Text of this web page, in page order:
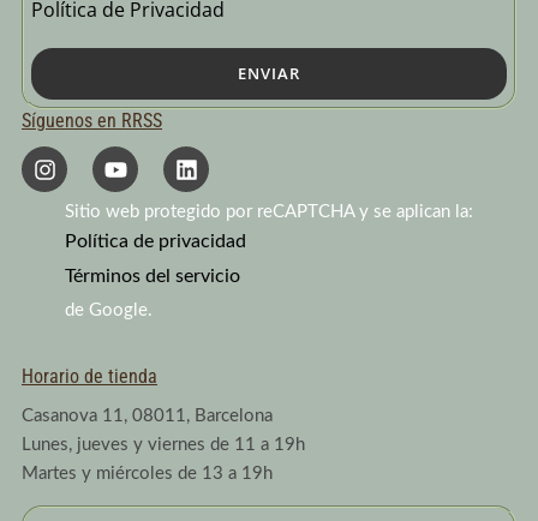
Política de Privacidad
ENVIAR
Síguenos en RRSS
I
n
s
Y
o
u
t
u
b
L
i
n
k
e
d
Sitio web protegido por reCAPTCHA y se aplican la:
Política de privacidad
Términos del servicio
de Google.
Horario de tienda
Casanova 11, 08011, Barcelona
Lunes, jueves y viernes de 11 a 19h
Martes y miércoles de 13 a 19h